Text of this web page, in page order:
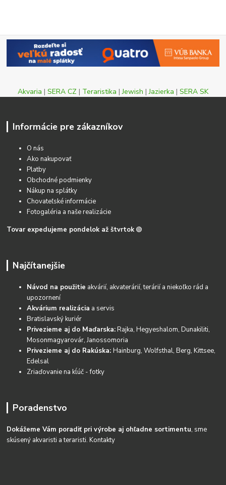
Akvaria | SERA CZ | Teraristika |Jewish |Jazierka | SERA SK
Informácie pre zákazníkov
O nás
Ako nakupovať
Platby
Obchodné podmienky
Nákup na splátky
Chovateľské informácie
Fotogaléria a naše realizácie
Tovar expedujeme pondelok až štvrtok 🟢
Najčítanejšie
Návod na použitie akvárií, akvaterárií, terárií a niekoľko rád a
upozornení
Akvárium realizácia a servis
Bratislavský kuriér
Privezieme aj do Maďarska:Rajka, Hegyeshalom, Dunakiliti,
Mosonmagyarovár, Janossomoria
Privezieme aj do Rakúska:Hainburg, Wolfsthal, Berg, Kittsee,
Edelsal
Zriaďovanie na kĺúč - fotky
Poradenstvo
Dokážeme Vám poradiť pri výrobe aj ohľadne sortimentu, sme
skúsený akvaristi a teraristi.Kontakty